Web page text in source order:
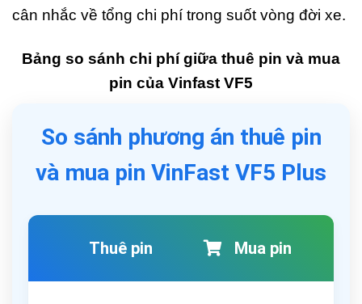
cân nhắc về tổng chi phí trong suốt vòng đời xe.
Bảng so sánh chi phí giữa thuê pin và mua
pin của Vinfast VF5
So sánh phương án thuê pin
và mua pin VinFast VF5 Plus
Thuê pin Mua pin